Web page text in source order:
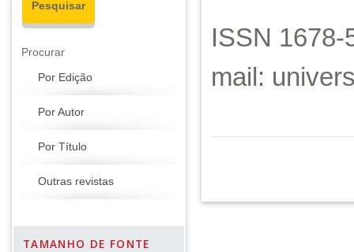
Procurar
Por Edição
Por Autor
Por Título
Outras revistas
TAMANHO DE FONTE
ISSN
mail: